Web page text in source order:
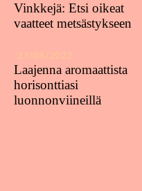
Vinkkejä: Etsi oikeat
vaatteet metsästykseen
Laajenna aromaattista
horisonttiasi
luonnonviineillä